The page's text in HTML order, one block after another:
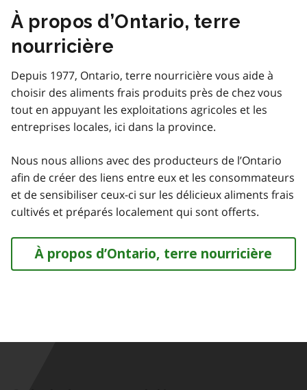
À propos d’Ontario, terre
nourricière
Depuis 1977, Ontario, terre nourricière vous aide à
choisir des aliments frais produits près de chez vous
tout en appuyant les exploitations agricoles et les
entreprises locales, ici dans la province.
Nous nous allions avec des producteurs de l’Ontario
afin de créer des liens entre eux et les consommateurs
et de sensibiliser ceux-ci sur les délicieux aliments frais
cultivés et préparés localement qui sont offerts.
À propos d’Ontario, terre nourricière